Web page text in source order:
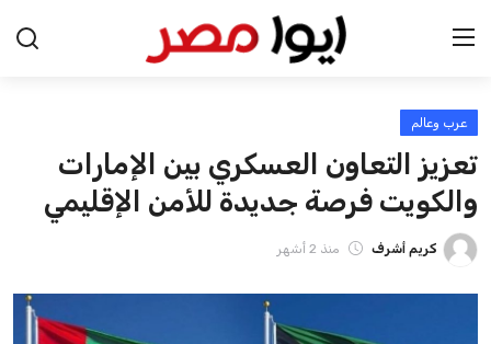
الرئيسية
اخبار مصر
عرب وعالم
عرب وعالم
تعزيز التعاون العسكري بين الإمارات
والكويت فرصة جديدة للأمن الإقليمي
كريم أشرف منذ 2 أشهر